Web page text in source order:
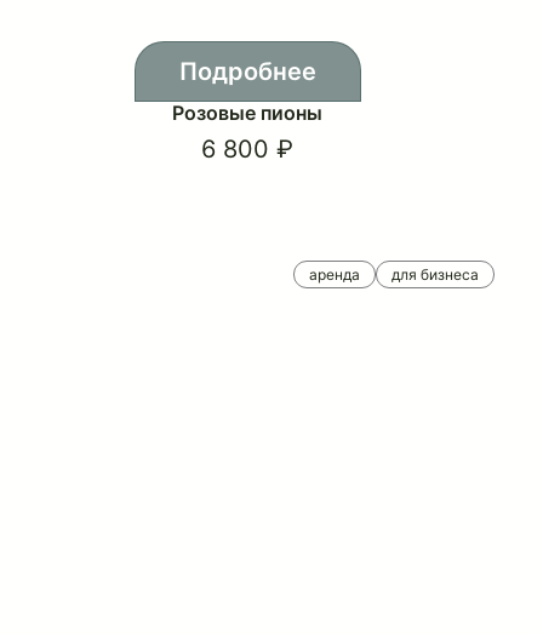
Подробнее
Розовые пионы
6 800 ₽
аренда для бизнеса